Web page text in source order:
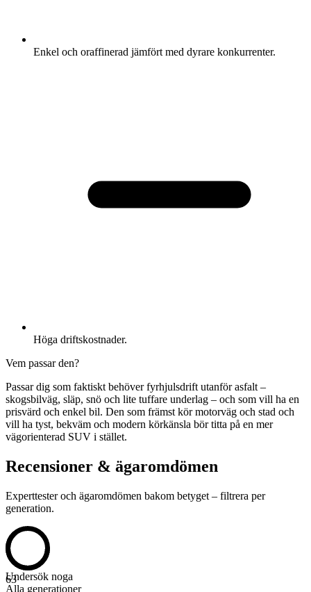
Enkel och oraffinerad jämfört med dyrare konkurrenter.
Höga driftskostnader.
Vem passar den?
Passar dig som faktiskt behöver fyrhjulsdrift utanför asfalt –
skogsbilväg, släp, snö och lite tuffare underlag – och som vill ha en
prisvärd och enkel bil. Den som främst kör motorväg och stad och
vill ha tyst, bekväm och modern körkänsla bör titta på en mer
vägorienterad SUV i stället.
Recensioner & ägaromdömen
Experttester och ägaromdömen bakom betyget – filtrera per
generation.
63
Undersök noga
Alla generationer